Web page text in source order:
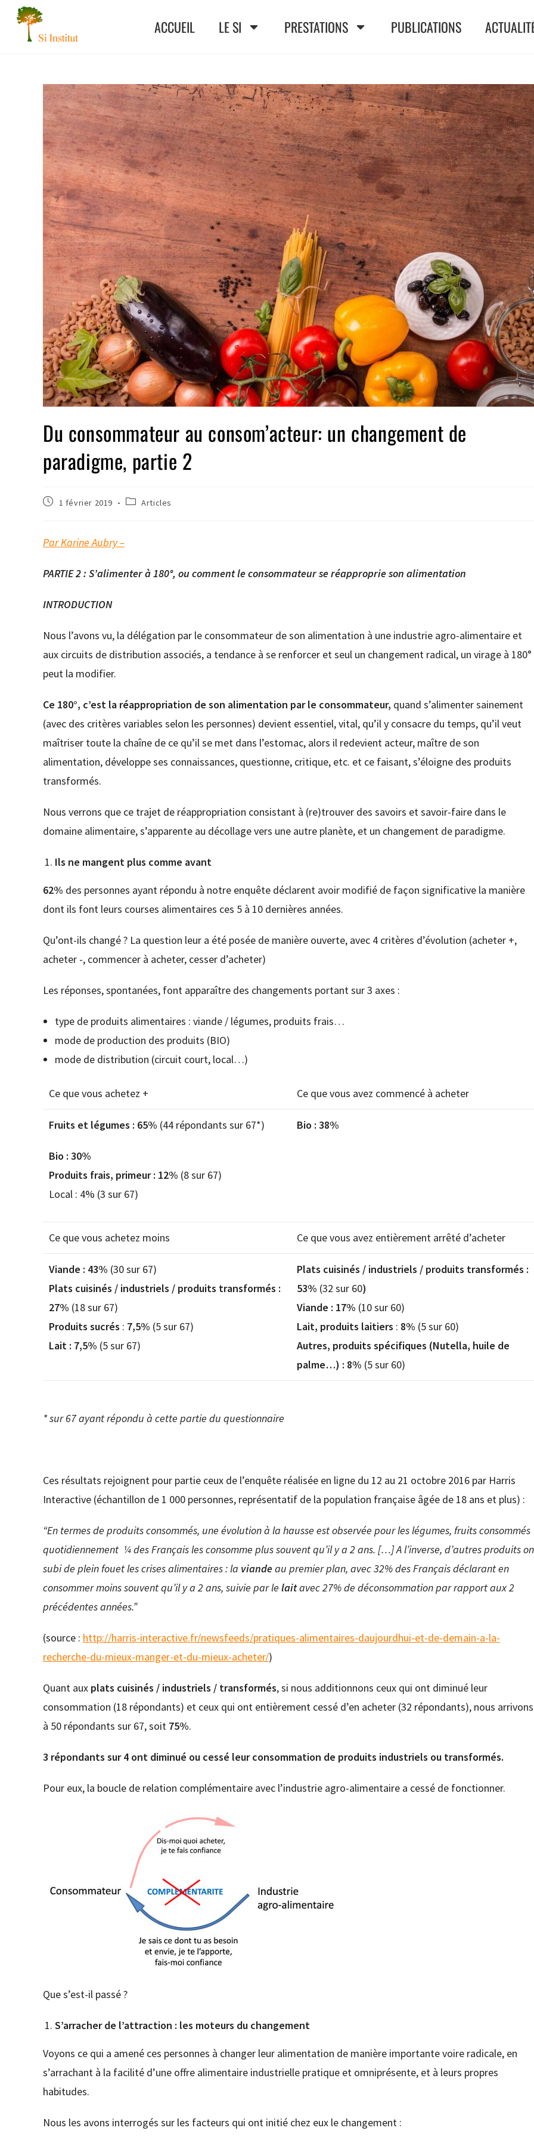
ACCUEIL LE SI PRESTATIONS PUBLICATIONS
Du consommateur au consom’acteur: un changement de
paradigme, partie 2
1 février 2019 Articles
Par Karine Aubry –
PARTIE 2 : S’alimenter à 180°, ou comment le consommateur se réapproprie son alimentation
INTRODUCTION
Nous l’avons vu, la délégation par le consommateur de son alimentation à une industrie agro-alimentaire et
aux circuits de distribution associés, a tendance à se renforcer et seul un changement radical, un virage à 180°
peut la modifier.
Ce 180°, c’est la réappropriation de son alimentation par le consommateur, quand s’alimenter sainement
(avec des critères variables selon les personnes) devient essentiel, vital, qu’il y consacre du temps, qu’il veut
maîtriser toute la chaîne de ce qu’il se met dans l’estomac, alors il redevient acteur, maître de son
alimentation, développe ses connaissances, questionne, critique, etc. et ce faisant, s’éloigne des produits
transformés.
Nous verrons que ce trajet de réappropriation consistant à (re)trouver des savoirs et savoir-faire dans le
domaine alimentaire, s’apparente au décollage vers une autre planète, et un changement de paradigme.
Ils ne mangent plus comme avant
62% des personnes ayant répondu à notre enquête déclarent avoir modifié de façon significative la manière
dont ils font leurs courses alimentaires ces 5 à 10 dernières années.
Qu’ont-ils changé ? La question leur a été posée de manière ouverte, avec 4 critères d’évolution (acheter +,
acheter -, commencer à acheter, cesser d’acheter)
Les réponses, spontanées, font apparaître des changements portant sur 3 axes :
type de produits alimentaires : viande / légumes, produits frais…
mode de production des produits (BIO)
mode de distribution (circuit court, local…)
Ce que vous achetez + Ce que vous avez commencé à acheter
Fruits et légumes : 65% (44 répondants sur 67*)
Bio : 30%
Produits frais, primeur : 12% (8 sur 67)
Local : 4% (3 sur 67)
Bio : 38%
Ce que vous achetez moins Ce que vous avez entièrement arrêté d’acheter
Viande : 43% (30 sur 67)
Plats cuisinés / industriels / produits transformés :
27% (18 sur 67)
Produits sucrés : 7,5% (5 sur 67)
Lait : 7,5% (5 sur 67)
Plats cuisinés / industriels / produits transformés :
53% (32 sur 60)
Viande : 17% (10 sur 60)
Lait, produits laitiers : 8% (5 sur 60)
Autres, produits spécifiques (Nutella, huile de
palme…) : 8% (5 sur 60)
* sur 67 ayant répondu à cette partie du questionnaire
Ces résultats rejoignent pour partie ceux de l’enquête réalisée en ligne du 12 au 21 octobre 2016 par Harris
Interactive (échantillon de 1 000 personnes, représentatif de la population française âgée de 18 ans et plus) :
“En termes de produits consommés, une évolution à la hausse est observée pour les légumes, fruits consommés
quotidiennement ¼ des Français les consomme plus souvent qu’il y a 2 ans. […] A l’inverse, d’autres produits
subi de plein fouet les crises alimentaires : la viandeau premier plan, avec 32% des Français déclarant en
consommer moins souvent qu’il y a 2 ans, suivie par le laitavec 27% de déconsommation par rapport aux 2
précédentes années.”
(source : http://harris-interactive.fr/newsfeeds/pratiques-alimentaires-daujourdhui-et-de-demain-a-la-
recherche-du-mieux-manger-et-du-mieux-acheter/)
Quant aux plats cuisinés / industriels / transformés, si nous additionnons ceux qui ont diminué leur
consommation (18 répondants) et ceux qui ont entièrement cessé d’en acheter (32 répondants), nous arrivons
à 50 répondants sur 67, soit 75%.
3 répondants sur 4 ont diminué ou cessé leur consommation de produits industriels ou transformés.
Pour eux, la boucle de relation complémentaire avec l’industrie agro-alimentaire a cessé de fonctionner.
Que s’est-il passé ?
S’arracher de l’attraction : les moteurs du changement
Voyons ce qui a amené ces personnes à changer leur alimentation de manière importante voire radicale, en
s’arrachant à la facilité d’une offre alimentaire industrielle pratique et omniprésente, et à leurs propres
habitudes.
Nous les avons interrogés sur les facteurs qui ont initié chez eux le changement :